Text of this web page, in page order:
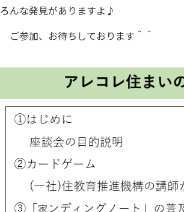
ろんな発見がありますよ♪
ご参加、お待ちしております＾＾